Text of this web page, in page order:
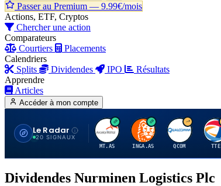
Passer au Premium — 9.99€/mois
Actions, ETF, Cryptos
Chercher une action
Comparateurs
Courtiers
Placements
Calendriers
Splits
Dividendes IPO
Résultats
Apprendre
Articles
Accéder à mon compte
Le Radar
20 SIGNAUX
A
MT.AS
I
INGA.AS
Q
QCOM
T
TTE
Dividendes Nurminen Logistics Plc